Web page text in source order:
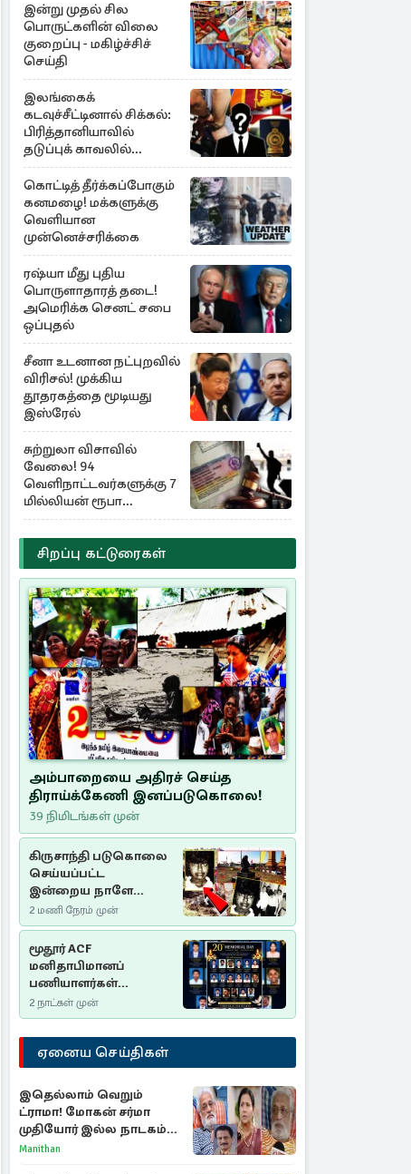
இன்று முதல் சில
பொருட்களின் விலை
குறைப்பு - மகிழ்ச்சிச்
செய்தி
இலங்கைக்
கடவுச்சீட்டினால் சிக்கல்:
பிரித்தானியாவில்
தடுப்புக் காவலில்
முன்னாள் எம்.பி!
கொட்டித் தீர்க்கப்போகும்
கனமழை! மக்களுக்கு
வெளியான
முன்னெச்சரிக்கை
ரஷ்யா மீது புதிய
பொருளாதாரத் தடை!
அமெரிக்க செனட் சபை
ஒப்புதல்
சீனா உடனான நட்புறவில்
விரிசல்! முக்கிய
தூதரகத்தை மூடியது
இஸ்ரேல்
சுற்றுலா விசாவில்
வேலை! 94
வெளிநாட்டவர்களுக்கு 7
மில்லியன் ரூபா
அபராதம்
சிறப்பு கட்டுரைகள்
அம்பாறையை அதிரச் செய்த
திராய்க்கேணி இனப்படுகொலை!
39 நிமிடங்கள் முன்
கிருசாந்தி படுகொலை
செய்யப்பட்ட
இன்றைய நாளே
செம்மணி
இனப்படுகொலை
தினம்…!
2 மணி நேரம் முன்
மூதூர் ACF
மனிதாபிமானப்
பணியாளர்கள்
படுகொலை (2006): 20
ஆண்டுகளாகியும் நீதி
மறுக்கப்பட்ட
மனிதாபிமானப்
பேரவலம்
2 நாட்கள் முன்
ஏனைய செய்திகள்
இதெல்லாம் வெறும்
ட்ராமா! மோகன் சர்மா
முதியோர் இல்ல நாடகம்
குறித்து குட்டி பத்மினி
Manithan